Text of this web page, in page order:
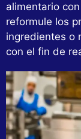
alimentario
reformule los
ingredientes o
con el fin de